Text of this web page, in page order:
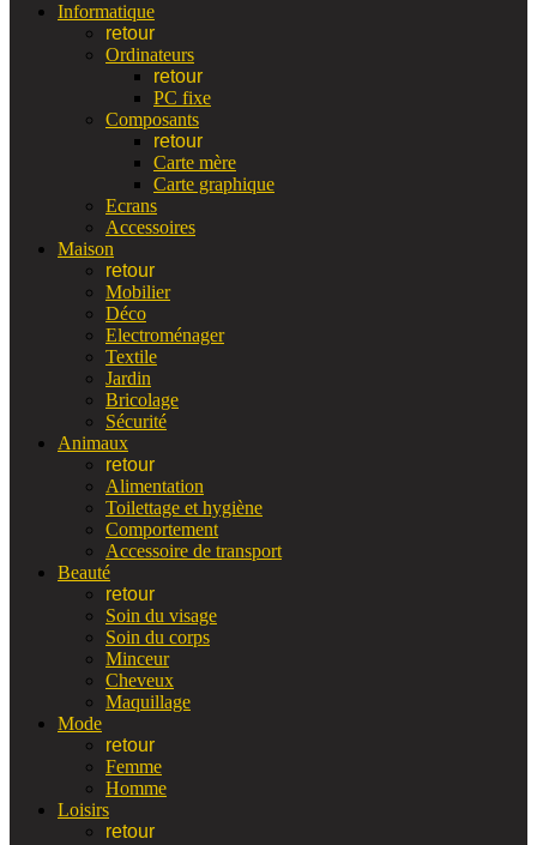
Informatique
retour
Ordinateurs
retour
PC fixe
Composants
retour
Carte mère
Carte graphique
Ecrans
Accessoires
Maison
retour
Mobilier
Déco
Electroménager
Textile
Jardin
Bricolage
Sécurité
Animaux
retour
Alimentation
Toilettage et hygiène
Comportement
Accessoire de transport
Beauté
retour
Soin du visage
Soin du corps
Minceur
Cheveux
Maquillage
Mode
retour
Femme
Homme
Loisirs
retour